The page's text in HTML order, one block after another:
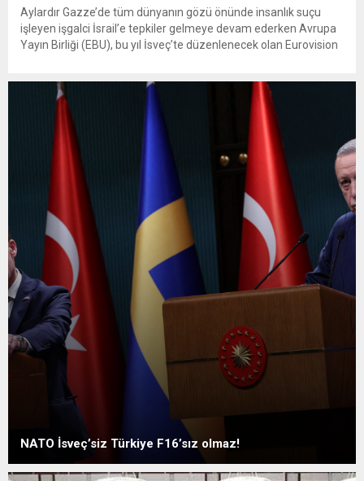
Aylardır Gazze’de tüm dünyanın gözü önünde insanlık suçu
işleyen işgalci İsrail’e tepkiler gelmeye devam ederken Avrupa
Yayın Birliği (EBU), bu yıl İsveç’te düzenlenecek olan Eurovision
tarafından İsveç’te düzenlenecek olan Eurovision Şarkı
Yarışması kurallarına ilişkin açıklama yapıldı....
NATO İsveç’siz Türkiye F16’sız olmaz!